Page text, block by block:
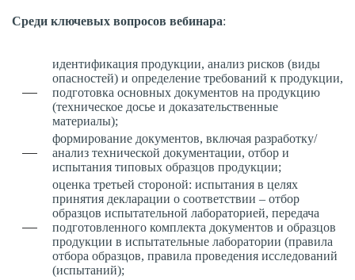
Среди ключевых вопросов вебинара:
идентификация продукции, анализ рисков (виды
опасностей) и определение требований к продукции,
подготовка основных документов на продукцию
(техническое досье и доказательственные
материалы);
формирование документов, включая разработку/
анализ технической документации, отбор и
испытания типовых образцов продукции;
оценка третьей стороной: испытания в целях
принятия декларации о соответствии – отбор
образцов испытательной лабораторией, передача
подготовленного комплекта документов и образцов
продукции в испытательные лаборатории (правила
отбора образцов, правила проведения исследований
(испытаний);